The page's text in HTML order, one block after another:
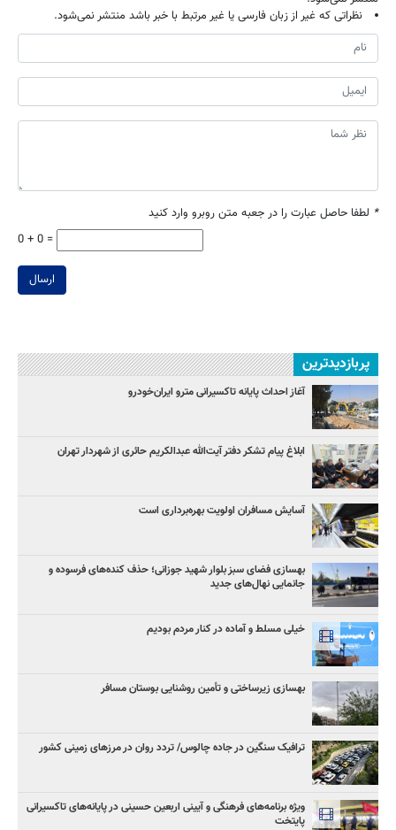
نظراتی که غیر از زبان فارسی یا غیر مرتبط با خبر باشد منتشر نمی‌شود.
* لطفا حاصل عبارت را در جعبه متن روبرو وارد کنید
0 + 0 =
ارسال
پربازدیدترین
آغاز احداث پایانه تاکسیرانی مترو ایران‌خودرو
ابلاغ پیام تشکر دفتر آیت‌الله عبدالکریم حائری از شهردار تهران
آسایش مسافران اولویت بهره‌برداری است
بهسازی فضای سبز بلوار شهید جوزانی؛ حذف کنده‌های فرسوده و
جانمایی نهال‌های جدید
خیلی مسلط و آماده در کنار مردم بودیم
بهسازی زیرساختی و تأمین روشنایی بوستان مسافر
ترافیک سنگین در جاده چالوس/ تردد روان در مرزهای زمینی کشور
ویژه برنامه‌های فرهنگی و آیینی اربعین حسینی در پایانه‌های تاکسیرانی
پایتخت